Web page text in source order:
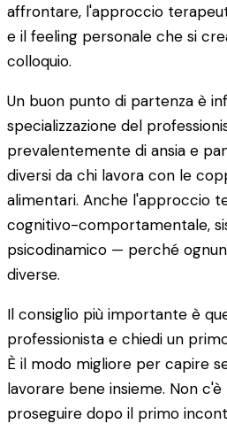
affrontare, l'approccio
e il feeling personale che si
colloquio.
Un buon punto di partenza è
specializzazione del
prevalentemente di ansia e
diversi da chi lavora con le
alimentari. Anche l'approccio
cognitivo-comportamentale,
psicodinamico — perché
diverse.
Il consiglio più importante è
professionista e chiedi un
È il modo migliore per capire
lavorare bene insieme. Non
proseguire dopo il primo